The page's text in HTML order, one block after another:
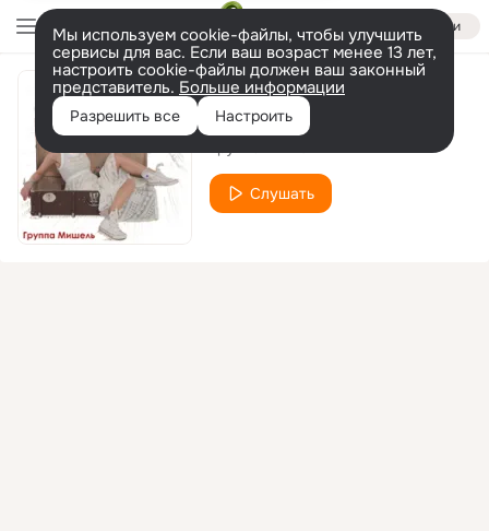
Войти
Мы используем cookie-файлы, чтобы улучшить
сервисы для вас. Если ваш возраст менее 13 лет,
настроить cookie-файлы должен ваш законный
представитель. Больше информации
Разрешить все Настроить
Небом клянусь
Слушать